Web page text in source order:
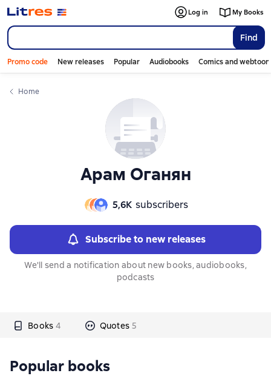
Find
Log in My Books
Promo code New releases Popular Audiobooks Comics and
Home
Арам Оганян
5,6К subscribers
Subscribe to new releases
We'll send a notification about new books, audiobooks,
podcasts
Books 4 Quotes 5
Слайдер с книгами
Popular books
Слайдер с книгами